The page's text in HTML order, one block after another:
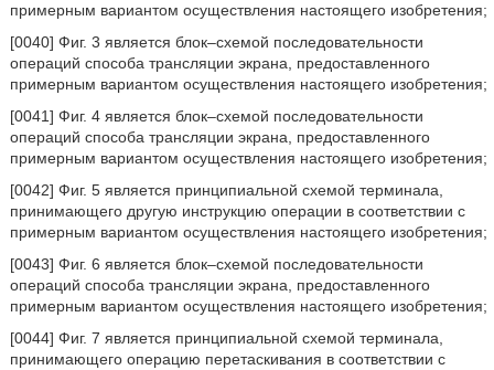
примерным вариантом осуществления настоящего изобретения;
[0040] Фиг. 3 является блок–схемой последовательности
операций способа трансляции экрана, предоставленного
примерным вариантом осуществления настоящего изобретения;
[0041] Фиг. 4 является блок–схемой последовательности
операций способа трансляции экрана, предоставленного
примерным вариантом осуществления настоящего изобретения;
[0042] Фиг. 5 является принципиальной схемой терминала,
принимающего другую инструкцию операции в соответствии с
примерным вариантом осуществления настоящего изобретения;
[0043] Фиг. 6 является блок–схемой последовательности
операций способа трансляции экрана, предоставленного
примерным вариантом осуществления настоящего изобретения;
[0044] Фиг. 7 является принципиальной схемой терминала,
принимающего операцию перетаскивания в соответствии с